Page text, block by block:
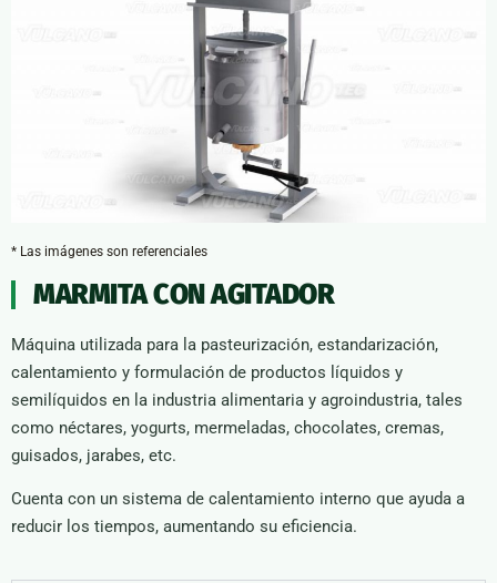
* Las imágenes son referenciales
MARMITA CON AGITADOR
Máquina utilizada para la pasteurización, estandarización,
calentamiento y formulación de productos líquidos y
semilíquidos en la industria alimentaria y agroindustria, tales
como néctares, yogurts, mermeladas, chocolates, cremas,
guisados, jarabes, etc.
Cuenta con un sistema de calentamiento interno que ayuda a
reducir los tiempos, aumentando su eficiencia.